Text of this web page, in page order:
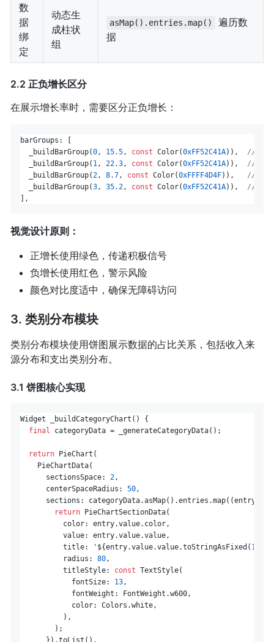
数
据
绑
定
动态生
成柱状
组
asMap().entries.map()
遍历数
据
2.2 正负增长区分
在展示增长率时，需要区分正负增长：
barGroups: [
  _buildBarGroup(
0, 15.5, const Color(0xFF52C41A)), // 正增
  _buildBarGroup(
1, 22.3, const Color(0xFF52C41A)), // 正增
  _buildBarGroup(
2, 8.7, const Color(0xFFFF4D4F)), // 负增
  _buildBarGroup(
3, 35.2, const Color(0xFF52C41A)), // 正增
视觉设计原则：
正增长使用绿色，传递积极信号
负增长使用红色，警示风险
颜色对比度适中，确保无障碍访问
3. 类别分布模块
类别分布模块使用饼图展示数据的占比关系，包括收入来
源分布和支出类别分布。
3.1 饼图核心实现
Widget _buildCategoryChart() {
final categoryData = _generateCategoryData();
return PieChart(
    PieChartData(
      sectionsSpace:
2,
      centerSpaceRadius:
50,
      sections: categoryData.asMap().entries.map((entry) {
return PieChartSectionData(
          color: entry.value.color,
          value: entry.value.value,
          title:
' ${entry.value.value.toStringAsFixed( 1
          radius:
80,
          titleStyle:
const TextStyle(
            fontSize:
13,
            fontWeight: FontWeight.w600,
            color: Colors.white,
          ),
        );
      }).toList(),